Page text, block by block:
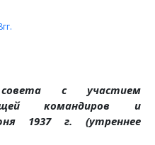
с участием
командиров и
1937 г. (утреннее